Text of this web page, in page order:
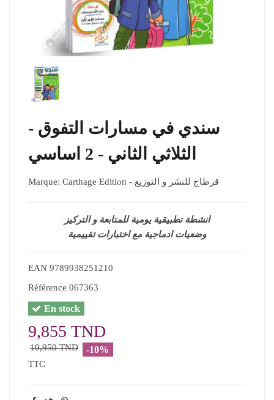
سندي في مسارات التفوق -
الثلاثي الثاني - 2 اساسي
Marque: Carthage Edition - قرطاج للنشر و التوزيع
انشطة تطبيقية يومية للمتابعة و التركيز
وضعيات ادماجية مع اختبارات تقييمية
EAN 9789938251210
Référence 067363
En stock
9,855 TND
10,950 TND -10%
TTC